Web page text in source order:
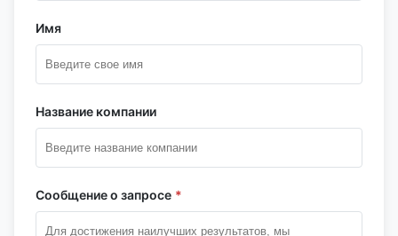
Имя
Название компании
Сообщение о запросе *